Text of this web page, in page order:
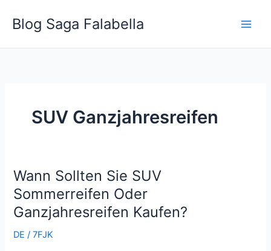
Blog Saga Falabella
SUV Ganzjahresreifen
Wann Sollten Sie SUV
Sommerreifen Oder
Ganzjahresreifen Kaufen?
DE /7FJK
Wann
Sollten
Sie
SUV
Sommerreifen